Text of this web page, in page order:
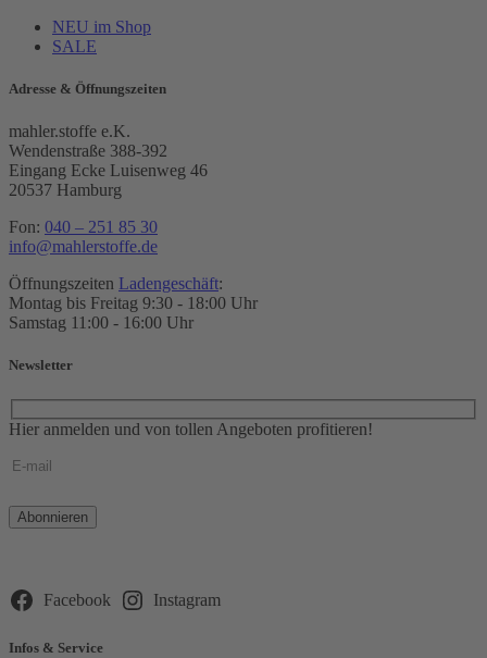
NEU im Shop
SALE
Adresse & Öffnungszeiten
mahler.stoffe e.K.
Wendenstraße 388-392
Eingang Ecke Luisenweg 46
20537 Hamburg
Fon: 040 – 251 85 30
info@mahlerstoffe.de
Öffnungszeiten Ladengeschäft:
Montag bis Freitag 9:30 - 18:00 Uhr
Samstag 11:00 - 16:00 Uhr
Newsletter
Hier anmelden und von tollen Angeboten profitieren!
Bitte
lasse
leer.
Facebook Instagram
Infos & Service